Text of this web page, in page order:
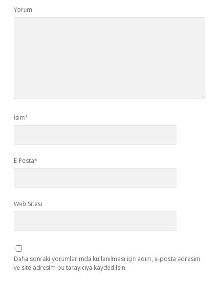
Yorum
İsim*
E-Posta*
Web Sitesi
Daha sonraki yorumlarımda kullanılması için adım, e-posta adresim
ve site adresim bu tarayıcıya kaydedilsin.